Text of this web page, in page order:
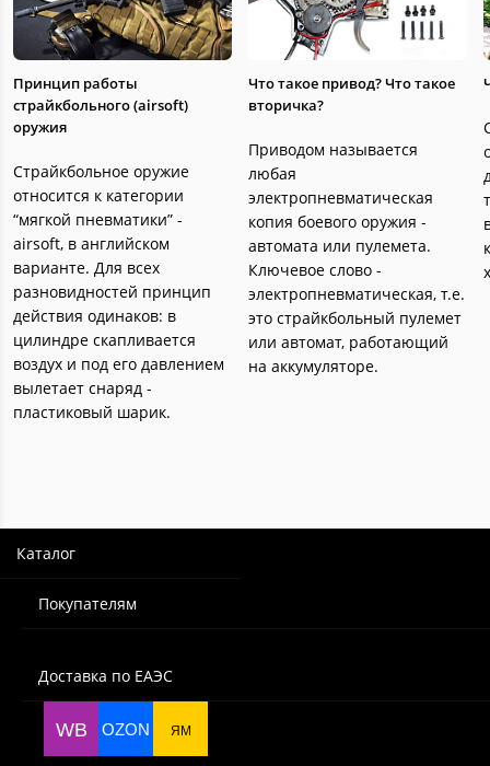
Принцип работы
страйкбольного (airsoft)
оружия
Страйкбольное оружие
относится к категории
“мягкой пневматики” -
airsoft, в английском
варианте. Для всех
разновидностей принцип
действия одинаков: в
цилиндре скапливается
воздух и под его давлением
вылетает снаряд -
пластиковый шарик.
Что такое привод? Что такое
вторичка?
Приводом называется
любая
электропневматическая
копия боевого оружия -
автомата или пулемета.
Ключевое слово -
электропневматическая, т.е.
это страйкбольный пулемет
или автомат, работающий
на аккумуляторе.
Каталог
Покупателям
Доставка по ЕАЭС
WB OZON ЯМ